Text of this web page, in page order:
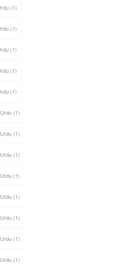
(1)
(1)
(1)
(1)
(1)
(1)
(1)
(1)
(1)
(1)
(1)
(1)
(1)